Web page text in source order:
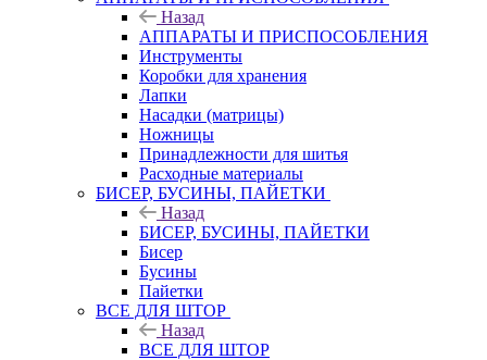
Назад
АППАРАТЫ И ПРИСПОСОБЛЕНИЯ
Инструменты
Коробки для хранения
Лапки
Насадки (матрицы)
Ножницы
Принадлежности для шитья
Расходные материалы
БИСЕР, БУСИНЫ, ПАЙЕТКИ
Назад
БИСЕР, БУСИНЫ, ПАЙЕТКИ
Бисер
Бусины
Пайетки
ВСЕ ДЛЯ ШТОР
Назад
ВСЕ ДЛЯ ШТОР